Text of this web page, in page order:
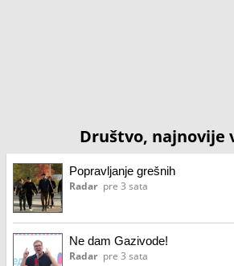
Društvo, najnovije
Popravljanje grešnih
Radar pre 3 sata
Ne dam Gazivode!
Radar pre 3 sata